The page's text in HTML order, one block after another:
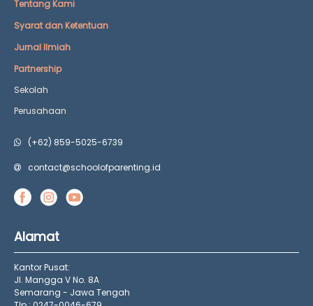
Tentang Kami
Syarat dan Ketentuan
Jurnal Ilmiah
Partnership
Sekolah
Perusahaan
(+62) 859-5025-6739
contact@schoolofparenting.id
Alamat
Kantor Pusat:
Jl. Mangga V No. 8A
Semarang - Jawa Tengah